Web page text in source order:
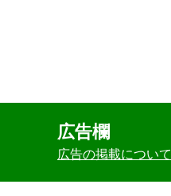
広告欄
広告の掲載について